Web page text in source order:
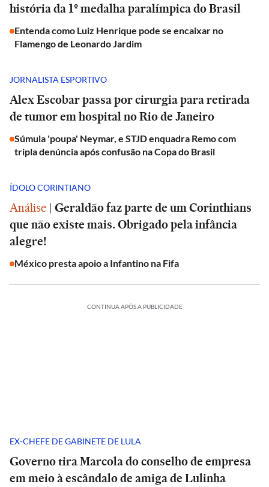
história da 1º medalha paralímpica do Brasil
Entenda como Luiz Henrique pode se encaixar no
Flamengo de Leonardo Jardim
JORNALISTA ESPORTIVO
Alex Escobar passa por cirurgia para retirada
de tumor em hospital no Rio de Janeiro
Súmula 'poupa' Neymar, e STJD enquadra Remo com
tripla denúncia após confusão na Copa do Brasil
ÍDOLO CORINTIANO
Análise | Geraldão faz parte de um Corinthians
que não existe mais. Obrigado pela infância
alegre!
México presta apoio a Infantino na Fifa
CONTINUA APÓS A PUBLICIDADE
EX-CHEFE DE GABINETE DE LULA
Governo tira Marcola do conselho de empresa
em meio à escândalo de amiga de Lulinha